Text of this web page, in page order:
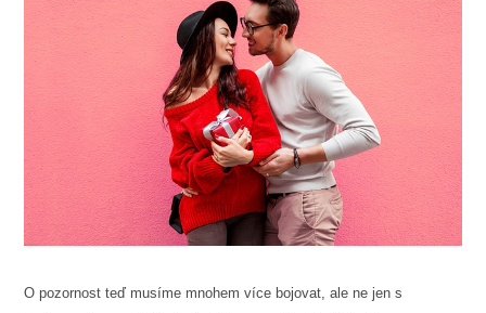
O pozornost teď musíme mnohem více bojovat, ale ne jen s